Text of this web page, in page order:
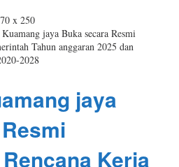
jaya Buka secara Resmi
Tahun anggaran 2025 dan
2028
jaya
Kerja